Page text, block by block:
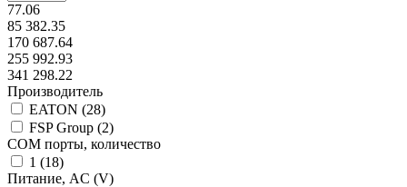
77.06
85 382.35
170 687.64
255 992.93
341 298.22
Производитель
EATON (28)
FSP Group (2)
COM порты, количество
1 (18)
Питание, AC (V)